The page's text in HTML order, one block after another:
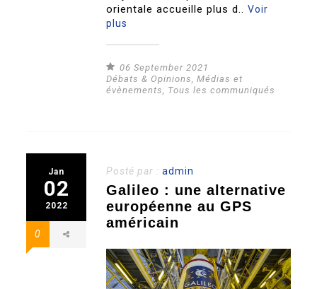
orientale accueille plus d..Voir
plus
06 September 2021
Débats & Opinions ,Médias et
évènements
Tous les communiqués
Jan
02
2022
0
Posté par :admin
Galileo : une alternative
européenne au GPS
américain